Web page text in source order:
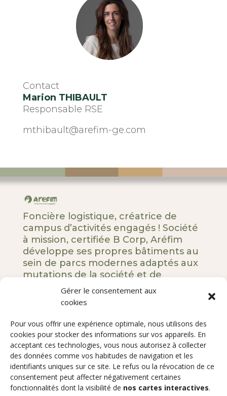
Gérer le consentement aux
cookies
Pour vous offrir une expérience optimale, nous utilisons des
cookies pour stocker des informations sur vos appareils. En
acceptant ces technologies, vous nous autorisez à collecter
des données comme vos habitudes de navigation et les
identifiants uniques sur ce site. Le refus ou la révocation de ce
consentement peut affecter négativement certaines
fonctionnalités dont la visibilité de nos cartes interactives.
Contact
Marion THIBAULT
Responsable RSE
mthibault@arefim-ge.com
Foncière logistique, créatrice de
campus d’activités engagés ! Société
à mission, certifiée B Corp, Aréfim
développe ses propres bâtiments au
sein de parcs modernes adaptés aux
mutations de la société et de
l’entreprise.
5 rue Royale – 75008 Paris
Notre ADN
Nos engagements
Nos développements
Qui sommes-nous ?
Contact